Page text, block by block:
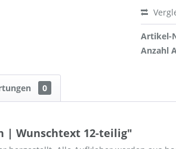
Artikel-
Anzahl
0
| Wunschtext 12-teilig"